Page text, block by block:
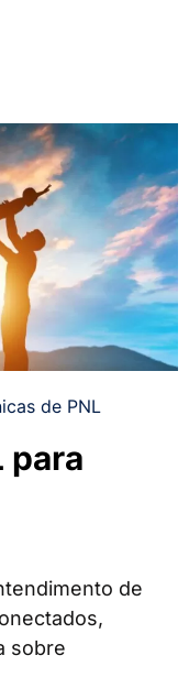
de PNL
para
de
sobre